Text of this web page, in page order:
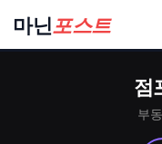
마닌포스트
점
부